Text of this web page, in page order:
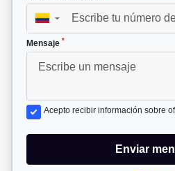
▼
Mensaje *
Acepto recibir información sobre
Enviar